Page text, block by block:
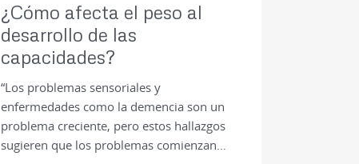
¿Cómo afecta el peso al
desarrollo de las
capacidades?
“Los problemas sensoriales y
enfermedades como la demencia son un
problema creciente, pero estos hallazgos
sugieren que los problemas comienzan…